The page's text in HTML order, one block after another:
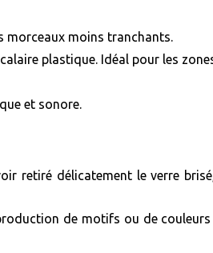
morceaux moins tranchants.
plastique. Idéal pour les
et sonore.
retiré délicatement le verre
de motifs ou de